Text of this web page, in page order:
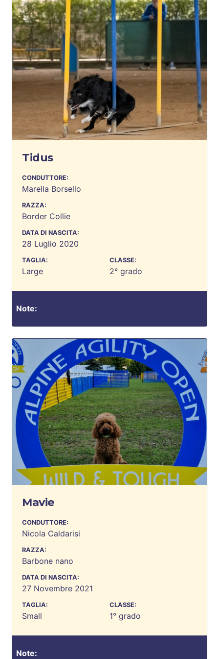
Tidus
CONDUTTORE:
Marella Borsello
RAZZA:
Border Collie
DATA DI NASCITA:
28 Luglio 2020
TAGLIA:
Large
CLASSE:
2° grado
Note:
Mavie
CONDUTTORE:
Nicola Caldarisi
RAZZA:
Barbone nano
DATA DI NASCITA:
27 Novembre 2021
TAGLIA:
Small
CLASSE:
1° grado
Note: